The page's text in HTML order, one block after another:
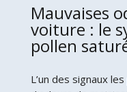
Mauvaises
voiture : le
pollen
L’un des signaux